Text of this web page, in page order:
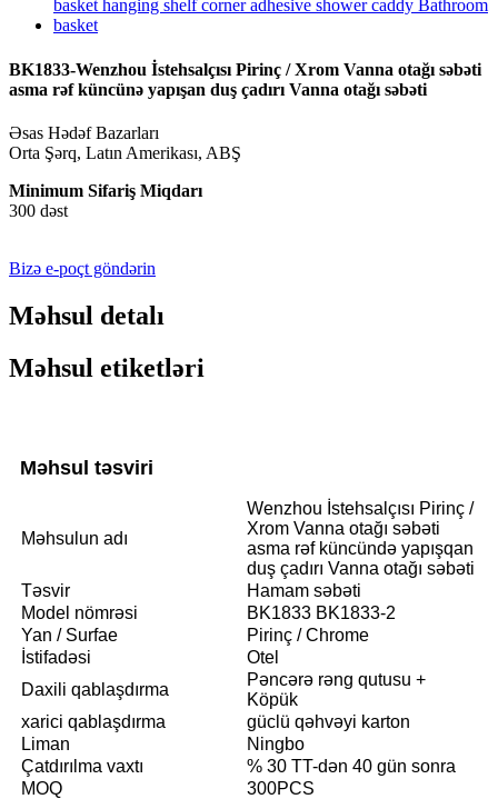
BK1833-Wenzhou İstehsalçısı Pirinç / Xrom Vanna otağı səbəti
asma rəf küncünə yapışan duş çadırı Vanna otağı səbəti
Əsas Hədəf Bazarları
Orta Şərq, Latın Amerikası, ABŞ
Minimum Sifariş Miqdarı
300 dəst
Bizə e-poçt göndərin
Məhsul detalı
Məhsul etiketləri
Məhsul təsviri
Məhsulun adı
Wenzhou İstehsalçısı Pirinç /
Xrom Vanna otağı səbəti
asma rəf küncündə yapışqan
duş çadırı Vanna otağı səbəti
Təsvir
Hamam səbəti
Model nömrəsi
BK1833 BK1833-2
Yan / Surfae
Pirinç / Chrome
İstifadəsi
Otel
Daxili qablaşdırma
Pəncərə rəng qutusu +
Köpük
xarici qablaşdırma
güclü qəhvəyi karton
Liman
Ningbo
Çatdırılma vaxtı
% 30 TT-dən 40 gün sonra
MOQ
300PCS